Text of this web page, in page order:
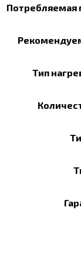
Потребляемая
Тип